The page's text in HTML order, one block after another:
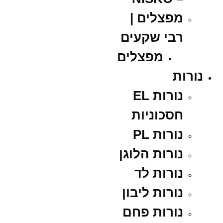
מפצלים |
רבי שקעים
מפצלים
נורות
נורות EL
חסכוניות
נורות PL
נורות הלוגן
נורות לד
נורות ליבון
נורות פחם